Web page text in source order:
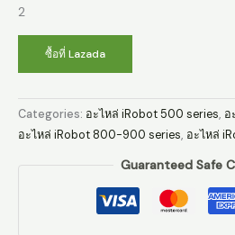
2
ซื้อที่ Lazada
Categories: อะไหล่ iRobot 500 series, อ
อะไหล่ iRobot 800-900 series, อะไหล่
Guaranteed Safe